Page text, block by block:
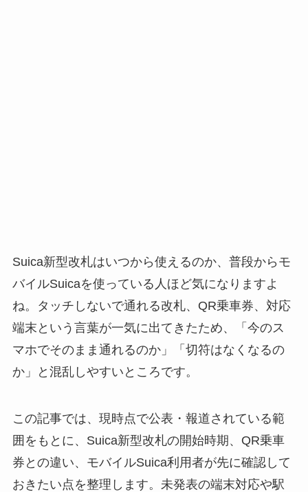
Suica新型改札はいつから使えるのか、普段からモ
バイルSuicaを使っている人ほど気になりますよ
ね。タッチしないで通れる改札、QR乗車券、対応
端末という言葉が一気に出てきたため、「今のス
マホでそのまま通れるのか」「切符はなくなるの
か」と混乱しやすいところです。
この記事では、現時点で公表・報道されている範
囲をもとに、Suica新型改札の開始時期、QR乗車
券との違い、モバイルSuica利用者が先に確認して
おきたい点を整理します。未発表の端末対応や駅